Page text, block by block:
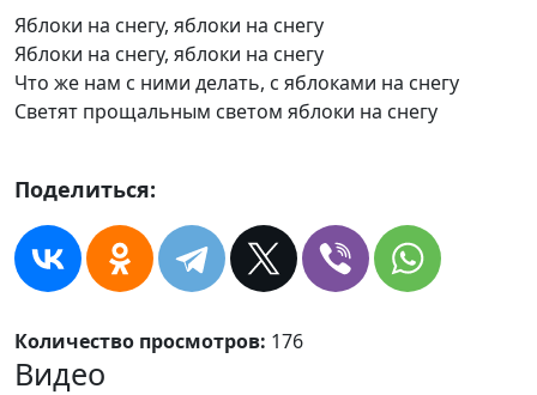
Яблоки на снегу, яблоки на снегу
Яблоки на снегу, яблоки на снегу
Что же нам с ними делать, с яблоками на снегу
Светят прощальным светом яблоки на снегу
Поделиться:
Количество просмотров: 176
Видео